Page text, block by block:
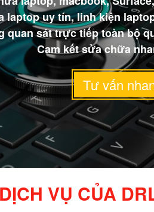
uy tín, linh kiện
quan sát trực tiếp toàn bộ
Cam kết sửa chữa
Tư vấn
DỊCH VỤ CỦA